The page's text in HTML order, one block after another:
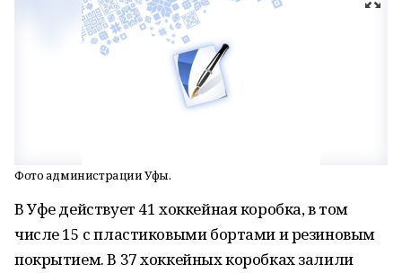
Фото администрации Уфы.
В Уфе действует 41 хоккейная коробка, в том
числе 15 с пластиковыми бортами и резиновым
покрытием. В 37 хоккейных коробках залили